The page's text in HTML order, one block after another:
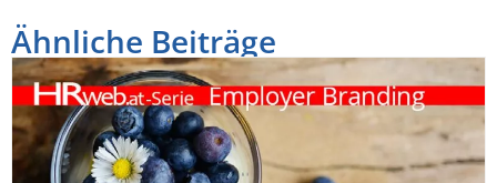
Ähnliche Beiträge